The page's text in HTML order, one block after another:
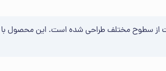
و دیگر مایعات از سطوح مختلف طراحی شده است. این